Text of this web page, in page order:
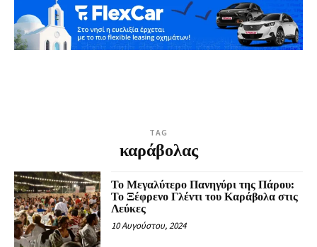
TAG
καράβολας
Το Μεγαλύτερο Πανηγύρι της Πάρου:
Το Ξέφρενο Γλέντι του Καράβολα στις
Λεύκες
10 Αυγούστου, 2024